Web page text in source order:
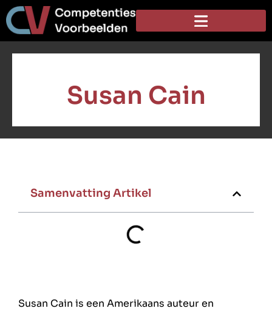
Susan Cain
Samenvatting Artikel
Susan Cain is een Amerikaans auteur en